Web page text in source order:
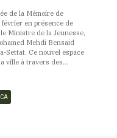
de la Mémoire de
en présence de
Ministre de la Jeunesse,
Mehdi Bensaid
Settat. Ce nouvel espace
ville à travers des...